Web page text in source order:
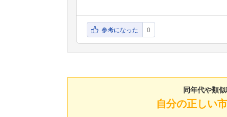
参考になった 0
同年代や類
自分の正しい